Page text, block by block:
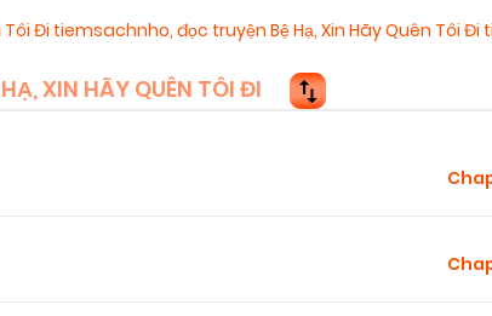
Tôi Đi tiemsachnho, đọc truyện Bệ Hạ, Xin Hãy Quên Tôi
XIN HÃY QUÊN TÔI ĐI